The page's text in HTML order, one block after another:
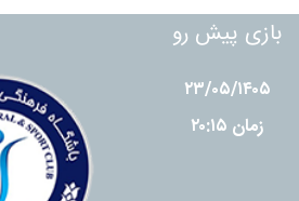
بازی پیش رو
۲۳/۰۵/۱۴۰۵
زمان ۲۰:۱۵